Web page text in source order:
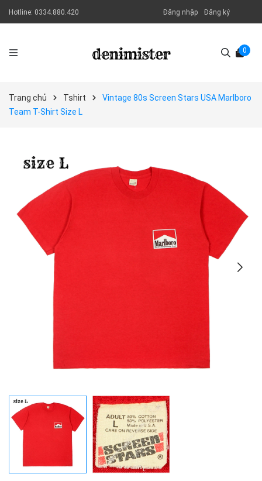
Hotline: 0334.880.420 Đăng nhập Đăng ký
0
Trang chủ Tshirt
Vintage 80s Screen Stars USA Marlboro
Team T-Shirt Size L